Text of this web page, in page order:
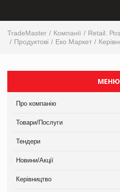
TradeMaster Компанії
Retail.
Продуктові
Еко Маркет
МЕНЮ
Про компанію
Товари/Послуги
Тендери
Новини/Акції
Керівництво